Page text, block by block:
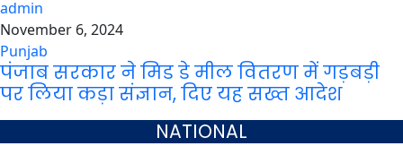
admin
November 6, 2024
Punjab
पंजाब सरकार ने मिड डे मील वितरण में गड़बड़ी
पर लिया कड़ा संज्ञान, दिए यह सख्त आदेश
NATIONAL